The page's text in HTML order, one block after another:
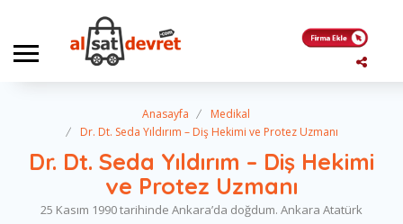
Anasayfa
Medikal
Dr. Dt. Seda Yıldırım – Diş Hekimi ve Protez Uzmanı
Dr. Dt. Seda Yıldırım – Diş Hekimi
ve Protez Uzmanı
25 Kasım 1990 tarihinde Ankara’da doğdum. Ankara Atatürk